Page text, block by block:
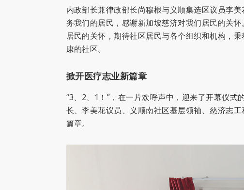
内政部长兼律政部长尚穆根与义顺集选区议员李
务我们的居民，感谢新加坡慈济对我们居民的关
居民的关怀，期待社区居民与各个组织和机构，
康的社区。
掀开医疗志业新篇章
“3、2、1！”，在一片欢呼声中，迎来了开幕仪式
长、李美花议员、义顺南社区基层领袖、慈济志
篇章。